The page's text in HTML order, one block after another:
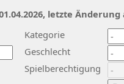
Kategorie
Geschlecht
Spielberechtigung
letzte